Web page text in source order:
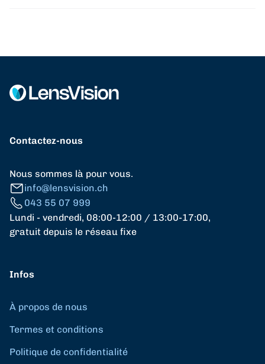
Contactez-nous
Nous sommes là pour vous.
info@lensvision.ch
043 55 07 999
Lundi - vendredi, 08:00-12:00 / 13:00-17:00,
gratuit depuis le réseau fixe
Infos
À propos de nous
Termes et conditions
Politique de confidentialité